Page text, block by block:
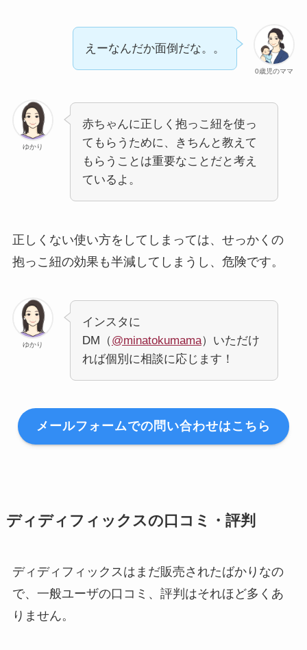
0歳児のママ
えーなんだか面倒だな。。
ゆかり
赤ちゃんに正しく抱っこ紐を使っ
てもらうために、きちんと教えて
もらうことは重要なことだと考え
ているよ。
正しくない使い方をしてしまっては、せっかくの
抱っこ紐の効果も半減してしまうし、危険です。
ゆかり
インスタに
DM（@minatokumama）いただけ
れば個別に相談に応じます！
メールフォームでの問い合わせはこちら
ディディフィックスの口コミ・評判
ディディフィックスはまだ販売されたばかりなの
で、一般ユーザの口コミ、評判はそれほど多くあ
りません。